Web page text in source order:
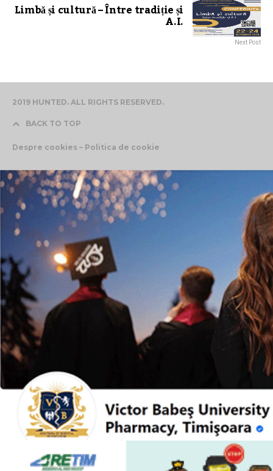
Limbă și cultură – Între tradiție și
A.I.
Next Post
2019 HUNTED. ALL RIGHTS RESERVED.
BACK TO TOP
Despre cookies – Politica de cookie